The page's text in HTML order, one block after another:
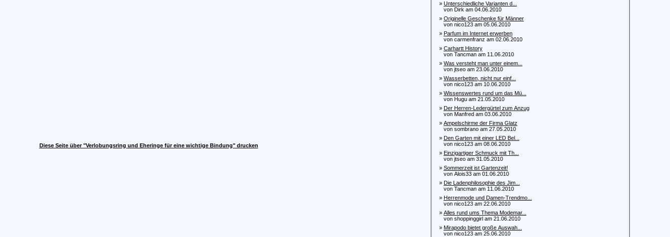
Diese Seite über "Verlobungsring und Eheringe für eine wichtige Bindung" drucken
» Unterschiedliche Varianten d...
von Dirk am 04.06.2010
» Originelle Geschenke für Männer
von nico123 am 05.06.2010
»
Parfum im Internet erwerben
von carmenfranz am 02.06.2010
» Carhartt History
von Tancman am 11.06.2010
» Was versteht man unter einem...
von jtseo am 23.06.2010
» Wasserbetten, nicht nur einf...
von nico123 am 10.06.2010
» Wissenswertes rund um das Mü...
von Hugu am 21.05.2010
» Der Herren-Ledergürtel zum Anzug
von Manfred am 03.06.2010
» Ampelschirme der Firma Glatz
von sombrano am 27.05.2010
» Den Garten mit einer LED Bel...
von nico123 am 08.06.2010
» Einzigartiger Schmuck mit Th...
von jtseo am 31.05.2010
» Sommerzeit ist Gartenzeit!
von Alois33 am 01.06.2010
» Die Ladenphilosophie des Jim...
von Tancman am 11.06.2010
» Herrenmode und Damen-Trendmo...
von nico123 am 22.06.2010
» Alles rund ums Thema Modemar...
von shoppinggirl am 21.06.2010
» Mirapodo bietet große Auswah...
von nico123 am 25.06.2010